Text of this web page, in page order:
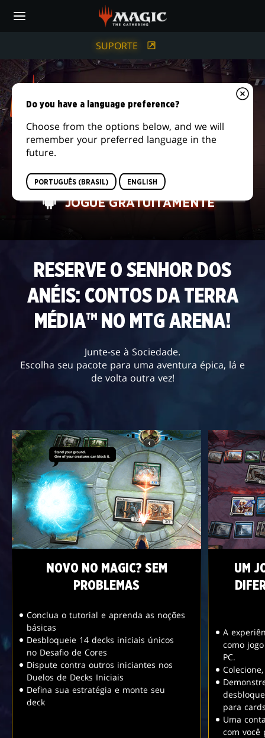
SUPORTE
THE
GATHERING
ARENA
JOGUE GRATUITAMENTE
RESERVE O SENHOR DOS
ANÉIS: CONTOS DA TERRA
MÉDIA™ NO MTG ARENA!
Junte-se à Sociedade.
Escolha seu pacote para uma aventura épica, lá e
de volta outra vez!
NOVO NO MAGIC? SEM
PROBLEMAS
Conclua o tutorial e aprenda as noções
básicas
Desbloqueie 14 decks iniciais únicos
no Desafio de Cores
Dispute contra outros iniciantes nos
Duelos de Decks Iniciais
Defina sua estratégia e monte seu
deck
UM
A
como
PC.
para
Uma
com você
Do you have a language preference?
Choose from the options below, and we will
remember your preferred language in the
future.
PORTUGUÊS (BRASIL) ENGLISH